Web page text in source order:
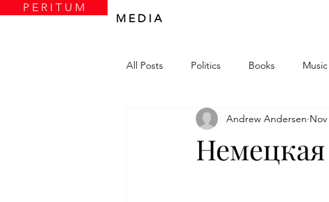
P E R I T U M
M E D I A
All Posts Politics Books Music
Andrew Andersen Nov